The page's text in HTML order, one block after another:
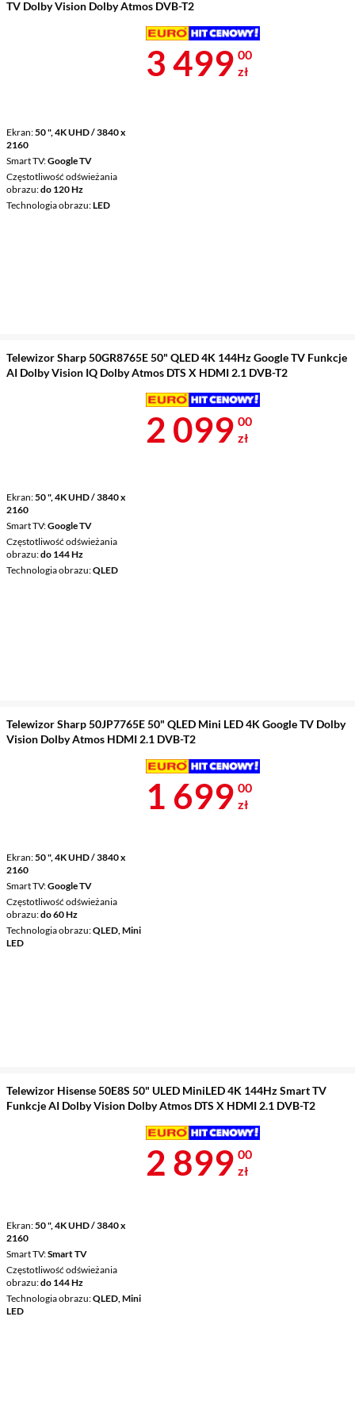
TV Dolby Vision Dolby Atmos DVB-T2
Ekran 50 ", 4K UHD / 3840 x
2160
Smart TV Google TV
Częstotliwość odświeżania
obrazu do 120 Hz
Technologia obrazu LED
Cena 3 499 zł
3 499 00
zł
Telewizor Sharp 50GR8765E 50" QLED 4K 144Hz Google TV Funkcje
AI Dolby Vision IQ Dolby Atmos DTS X HDMI 2.1 DVB-T2
Ekran 50 ", 4K UHD / 3840 x
2160
Smart TV Google TV
Częstotliwość odświeżania
obrazu do 144 Hz
Technologia obrazu QLED
Cena 2 099 zł
2 099 00
zł
Telewizor Sharp 50JP7765E 50" QLED Mini LED 4K Google TV Dolby
Vision Dolby Atmos HDMI 2.1 DVB-T2
Ekran 50 ", 4K UHD / 3840 x
2160
Smart TV Google TV
Częstotliwość odświeżania
obrazu do 60 Hz
Technologia obrazu QLED, Mini
LED
Cena 1 699 zł
1 699 00
zł
Telewizor Hisense 50E8S 50" ULED MiniLED 4K 144Hz Smart TV
Funkcje AI Dolby Vision Dolby Atmos DTS X HDMI 2.1 DVB-T2
Ekran 50 ", 4K UHD / 3840 x
2160
Smart TV Smart TV
Częstotliwość odświeżania
obrazu do 144 Hz
Technologia obrazu QLED, Mini
LED
Cena 2 899 zł
2 899 00
zł